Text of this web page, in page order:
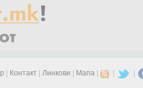
Контакт Линкови Мапа| | |